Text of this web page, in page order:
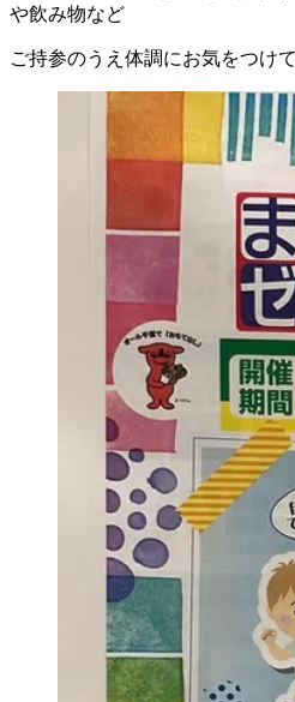
や飲み物など
ご持参のうえ体調にお気をつけ